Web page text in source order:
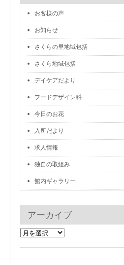
お客様の声
お知らせ
さくらの里地域包括
さくら地域包括
デイケアだより
フードデザイン科
今日のお花
入所だより
求人情報
独自の取組み
館内ギャラリー
アーカイブ
ア
ー